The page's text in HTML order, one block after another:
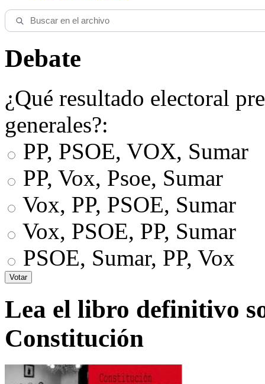
Debate
¿Qué resultado electoral
generales?:
PP, PSOE, VOX, Sumar
PP, Vox, Psoe, Sumar
Vox, PP, PSOE, Sumar
Vox, PSOE, PP, Sumar
PSOE, Sumar, PP, Vox
Lea el libro definitivo
Constitución